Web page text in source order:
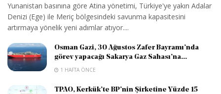
Yunanistan basınına göre Atina yönetimi, Türkiye'ye yakın Adalar
Denizi (Ege) ile Meriç bölgesindeki savunma kapasitesini
artırmaya yönelik yeni adımlar atıyor....
Osman Gazi, 30 Ağustos Zafer Bayramı’nda
görev yapacağı Sakarya Gaz Sahası’na...
1 HAFTA ÖNCE
TPAO, Kerkük’te BP’nin Şirketine Yüzde 15